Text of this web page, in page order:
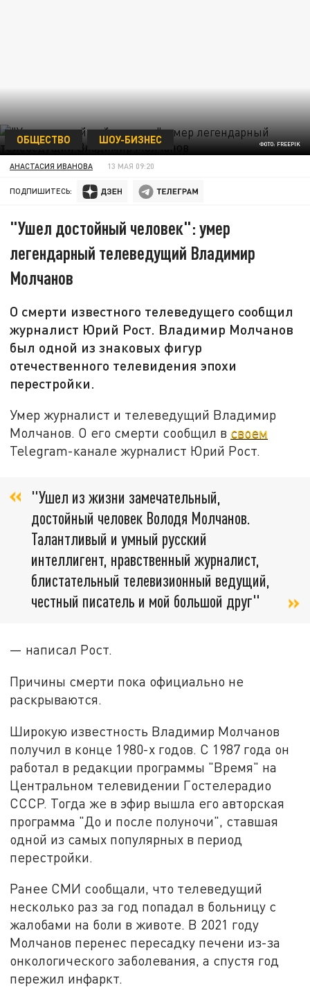
ФОТО: FREEPIK
ОБЩЕСТВО ШОУ-БИЗНЕС
АНАСТАСИЯ ИВАНОВА 13 МАЯ 09:20
ПОДПИШИТЕСЬ:
"Ушел достойный человек": умер
легендарный телеведущий Владимир
Молчанов
О смерти известного телеведущего сообщил
журналист Юрий Рост. Владимир Молчанов
был одной из знаковых фигур
отечественного телевидения эпохи
перестройки.
Умер журналист и телеведущий Владимир
Молчанов. О его смерти сообщил в своем
Telegram-канале журналист Юрий Рост.
"Ушел из жизни замечательный,
достойный человек Володя Молчанов.
Талантливый и умный русский
интеллигент, нравственный журналист,
блистательный телевизионный ведущий,
честный писатель и мой большой друг"
— написал Рост.
Причины смерти пока официально не
раскрываются.
Широкую известность Владимир Молчанов
получил в конце 1980-х годов. С 1987 года он
работал в редакции программы "Время" на
Центральном телевидении Гостелерадио
СССР. Тогда же в эфир вышла его авторская
программа "До и после полуночи", ставшая
одной из самых популярных в период
перестройки.
Ранее СМИ сообщали, что телеведущий
несколько раз за год попадал в больницу с
жалобами на боли в животе. В 2021 году
Молчанов перенес пересадку печени из-за
онкологического заболевания, а спустя год
пережил инфаркт.